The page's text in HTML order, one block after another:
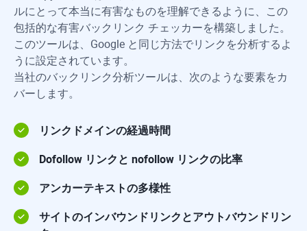
ルにとって本当に有害なものを理解できるように、この
包括的な有害バックリンク チェッカーを構築しました。
このツールは、Google と同じ方法でリンクを分析するよ
うに設定されています。
当社のバックリンク分析ツールは、次のような要素をカ
バーします。
リンクドメインの経過時間
Dofollow リンクと nofollow リンクの比率
アンカーテキストの多様性
サイトのインバウンドリンクとアウトバウンドリン